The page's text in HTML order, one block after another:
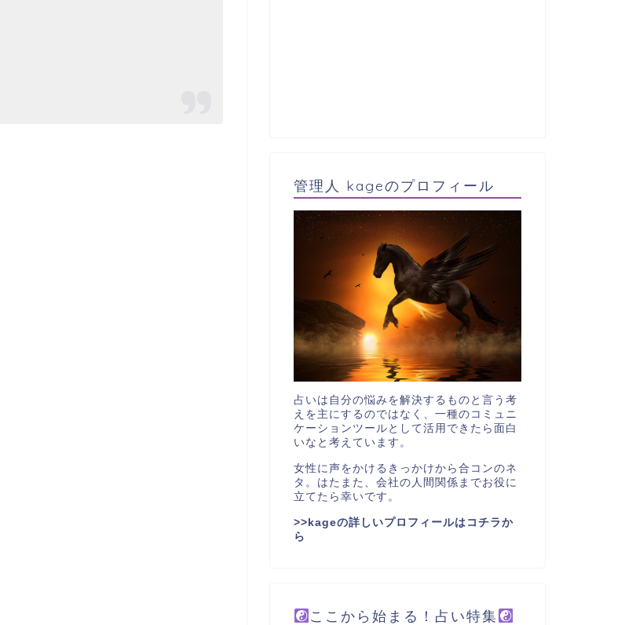
管理人 kageのプロフィール
占いは自分の悩みを解決するものと言う考
えを主にするのではなく、一種のコミュニ
ケーションツールとして活用できたら面白
いなと考えています。
女性に声をかけるきっかけから合コンのネ
タ。はたまた、会社の人間関係までお役に
立てたら幸いです。
>>kageの詳しいプロフィールはコチラか
ら
ここから始まる！占い特集